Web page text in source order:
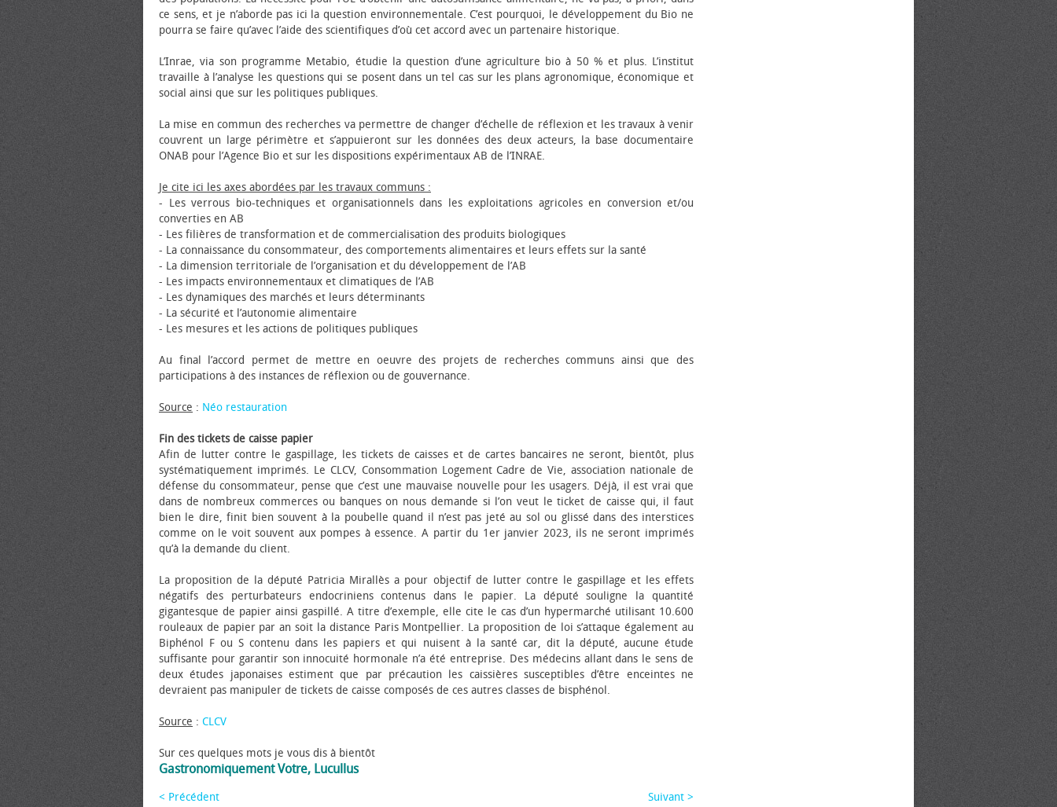
ce sens, et je n’aborde pas ici la question environnementale. C’est pourquoi, le développement du Bio ne
pourra se faire qu’avec l’aide des scientifiques d’où cet accord avec un partenaire historique.
L’Inrae, via son programme Metabio, étudie la question d’une agriculture bio à 50 % et plus. L’institut
travaille à l’analyse les questions qui se posent dans un tel cas sur les plans agronomique, économique et
social ainsi que sur les politiques publiques.
La mise en commun des recherches va permettre de changer d’échelle de réflexion et les travaux à venir
couvrent un large périmètre et s’appuieront sur les données des deux acteurs, la base documentaire
ONAB pour l’Agence Bio et sur les dispositions expérimentaux AB de l’INRAE.
Je cite ici les axes abordées par les travaux communs :
- Les verrous bio-techniques et organisationnels dans les exploitations agricoles en conversion et/ou
converties en AB
- Les filières de transformation et de commercialisation des produits biologiques
- La connaissance du consommateur, des comportements alimentaires et leurs effets sur la santé
- La dimension territoriale de l’organisation et du développement de l’AB
- Les impacts environnementaux et climatiques de l’AB
- Les dynamiques des marchés et leurs déterminants
- La sécurité et l’autonomie alimentaire
- Les mesures et les actions de politiques publiques
Au final l’accord permet de mettre en œuvre des projets de recherches communs ainsi que des
participations à des instances de réflexion ou de gouvernance.
Source : Néo restauration
Fin des tickets de caisse papier
Afin de lutter contre le gaspillage, les tickets de caisses et de cartes bancaires ne seront, bientôt, plus
systématiquement imprimés. Le CLCV, Consommation Logement Cadre de Vie, association nationale de
défense du consommateur, pense que c’est une mauvaise nouvelle pour les usagers. Déjà, il est vrai que
dans de nombreux commerces ou banques on nous demande si l’on veut le ticket de caisse qui, il faut
bien le dire, finit bien souvent à la poubelle quand il n’est pas jeté au sol ou glissé dans des interstices
comme on le voit souvent aux pompes à essence. A partir du 1er janvier 2023, ils ne seront imprimés
qu’à la demande du client.
La proposition de la député Patricia Mirallès a pour objectif de lutter contre le gaspillage et les effets
négatifs des perturbateurs endocriniens contenus dans le papier. La député souligne la quantité
gigantesque de papier ainsi gaspillé. A titre d’exemple, elle cite le cas d’un hypermarché utilisant 10.600
rouleaux de papier par an soit la distance Paris Montpellier. La proposition de loi s’attaque également au
Biphénol F ou S contenu dans les papiers et qui nuisent à la santé car, dit la député, aucune étude
suffisante pour garantir son innocuité hormonale n’a été entreprise. Des médecins allant dans le sens de
deux études japonaises estiment que par précaution les caissières susceptibles d’être enceintes ne
devraient pas manipuler de tickets de caisse composés de ces autres classes de bisphénol.
Source : CLCV
Sur ces quelques mots je vous dis à bientôt
Gastronomiquement Votre, Lucullus
< Précédent Suivant >